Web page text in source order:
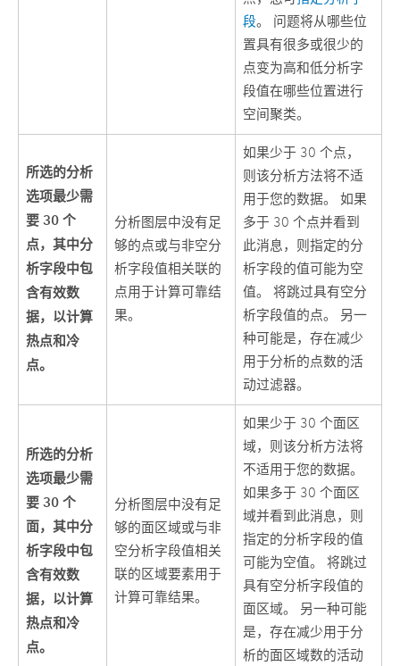
段。 问题将从哪些位
置具有很多或很少的
点变为高和低分析字
段值在哪些位置进行
空间聚类。
所选的分析
选项最少需
要 30 个
点，其中分
析字段中包
含有效数
据，以计算
热点和冷
点。
分析图层中没有足
够的点或与非空分
析字段值相关联的
点用于计算可靠结
果。
如果少于 30 个点，
则该分析方法将不适
用于您的数据。 如果
多于 30 个点并看到
此消息，则指定的分
析字段的值可能为空
值。 将跳过具有空分
析字段值的点。 另一
种可能是，存在减少
用于分析的点数的活
动过滤器。
所选的分析
选项最少需
要 30 个
面，其中分
析字段中包
含有效数
据，以计算
热点和冷
点。
分析图层中没有足
够的面区域或与非
空分析字段值相关
联的区域要素用于
计算可靠结果。
如果少于 30 个面区
域，则该分析方法将
不适用于您的数据。
如果多于 30 个面区
域并看到此消息，则
指定的分析字段的值
可能为空值。 将跳过
具有空分析字段值的
面区域。 另一种可能
是，存在减少用于分
析的面区域数的活动